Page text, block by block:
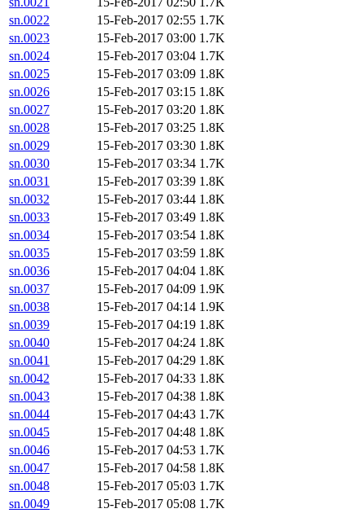
sn.0022
15-Feb-2017 02:55 1.7K
sn.0023
15-Feb-2017 03:00 1.7K
sn.0024
15-Feb-2017 03:04 1.7K
sn.0025
15-Feb-2017 03:09 1.8K
sn.0026
15-Feb-2017 03:15 1.8K
sn.0027
15-Feb-2017 03:20 1.8K
sn.0028
15-Feb-2017 03:25 1.8K
sn.0029
15-Feb-2017 03:30 1.8K
sn.0030
15-Feb-2017 03:34 1.7K
sn.0031
15-Feb-2017 03:39 1.8K
sn.0032
15-Feb-2017 03:44 1.8K
sn.0033
15-Feb-2017 03:49 1.8K
sn.0034
15-Feb-2017 03:54 1.8K
sn.0035
15-Feb-2017 03:59 1.8K
sn.0036
15-Feb-2017 04:04 1.8K
sn.0037
15-Feb-2017 04:09 1.9K
sn.0038
15-Feb-2017 04:14 1.9K
sn.0039
15-Feb-2017 04:19 1.8K
sn.0040
15-Feb-2017 04:24 1.8K
sn.0041
15-Feb-2017 04:29 1.8K
sn.0042
15-Feb-2017 04:33 1.8K
sn.0043
15-Feb-2017 04:38 1.8K
sn.0044
15-Feb-2017 04:43 1.7K
sn.0045
15-Feb-2017 04:48 1.8K
sn.0046
15-Feb-2017 04:53 1.7K
sn.0047
15-Feb-2017 04:58 1.8K
sn.0048
15-Feb-2017 05:03 1.7K
sn.0049
15-Feb-2017 05:08 1.7K